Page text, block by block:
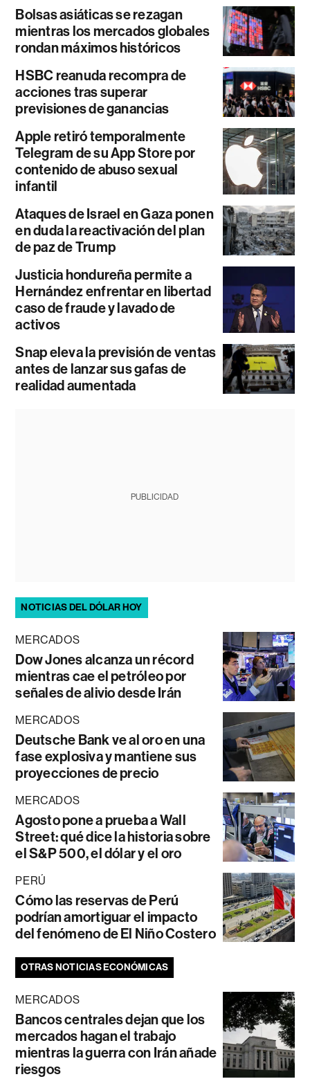
Bolsas asiáticas se rezagan
mientras los mercados globales
rondan máximos históricos
HSBC reanuda recompra de
acciones tras superar
previsiones de ganancias
Apple retiró temporalmente
Telegram de su App Store por
contenido de abuso sexual
infantil
Ataques de Israel en Gaza ponen
en duda la reactivación del plan
de paz de Trump
Justicia hondureña permite a
Hernández enfrentar en libertad
caso de fraude y lavado de
activos
Snap eleva la previsión de ventas
antes de lanzar sus gafas de
realidad aumentada
PUBLICIDAD
NOTICIAS DEL DÓLAR HOY
MERCADOS
Dow Jones alcanza un récord
mientras cae el petróleo por
señales de alivio desde Irán
MERCADOS
Deutsche Bank ve al oro en una
fase explosiva y mantiene sus
proyecciones de precio
MERCADOS
Agosto pone a prueba a Wall
Street: qué dice la historia sobre
el S&P 500, el dólar y el oro
PERÚ
Cómo las reservas de Perú
podrían amortiguar el impacto
del fenómeno de El Niño Costero
OTRAS NOTICIAS ECONÓMICAS
MERCADOS
Bancos centrales dejan que los
mercados hagan el trabajo
mientras la guerra con Irán añade
riesgos